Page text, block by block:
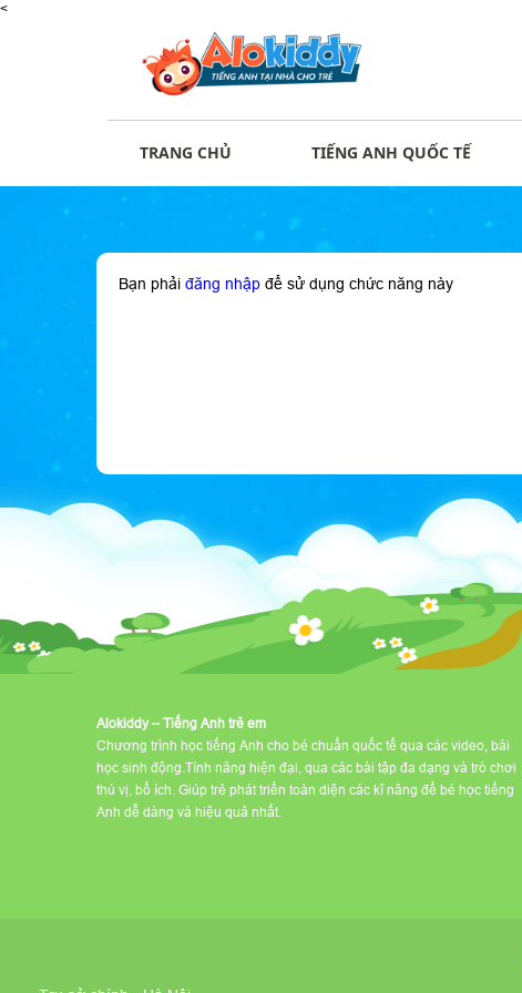
<
TRANG CHỦ TIẾNG ANH QUỐC TẾ
Bạn phải đăng nhập để sử dụng chức năng này
Alokiddy – Tiếng Anh trẻ em
Chương trình học tiếng Anh cho bé chuẩn quốc tế qua các video, bài
học sinh động.Tính năng hiện đại, qua các bài tập đa dạng và trò chơi
thú vị, bổ ích. Giúp trẻ phát triển toàn diện các kĩ năng để bé học tiếng
Anh dễ dàng và hiệu quả nhất.